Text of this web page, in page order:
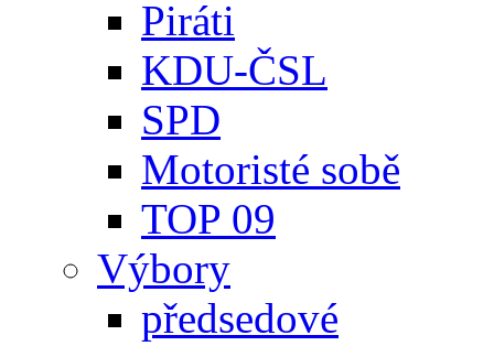
Piráti
KDU-ČSL
SPD
Motoristé sobě
TOP 09
Výbory
předsedové